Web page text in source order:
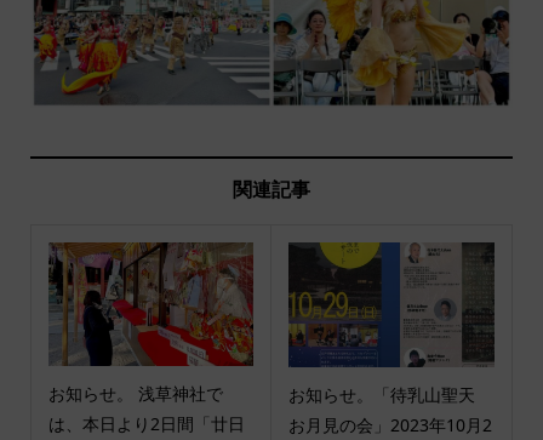
関連記事
お知らせ。 浅草神社で
は、本日より2日間「廿日
お知らせ。「待乳山聖天
お月見の会」2023年10月2